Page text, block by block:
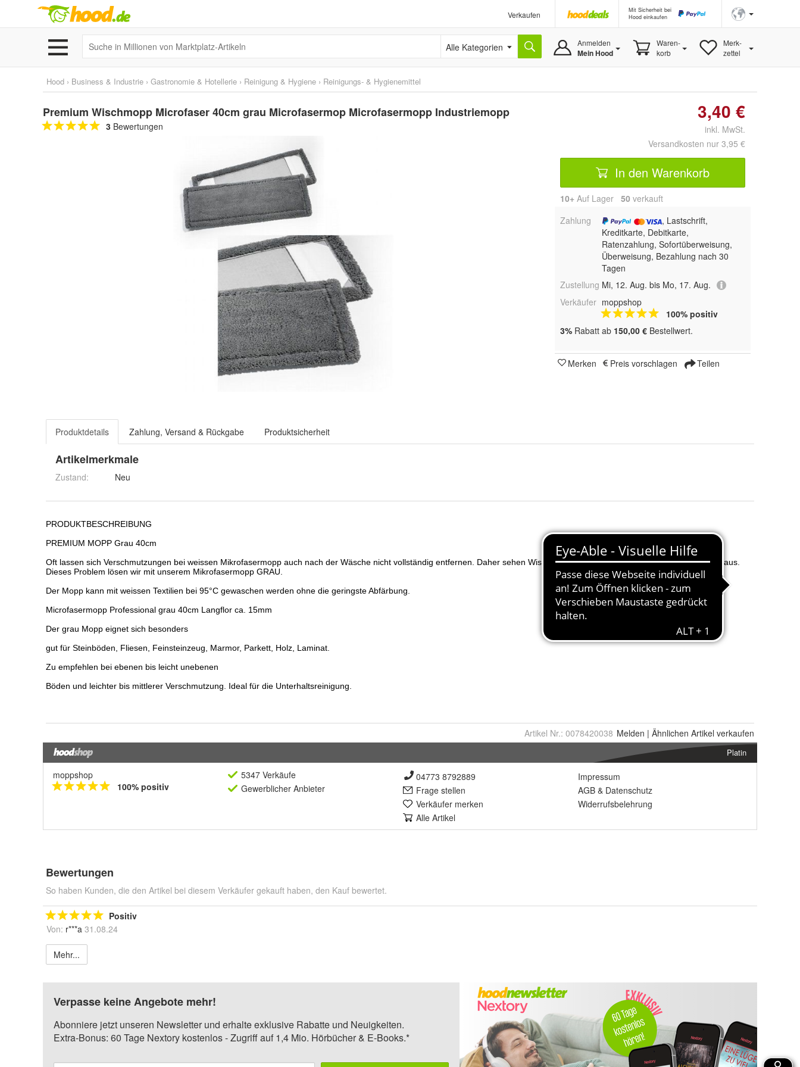
Verkaufen
Mit Sicherheit bei
Hood einkaufen
Alle Kategorien Anmelden
Mein Hood
Waren-
korb
Merk-
zettel
Hood › Business & Industrie › Gastronomie & Hotellerie › Reinigung & Hygiene › Reinigungs- & Hygienemittel
Premium Wischmopp Microfaser 40cm grau Microfasermop Microfasermopp Industriemopp
3 Bewertungen
3,40 €
inkl. MwSt.
Versandkosten nur 3,95 €
In den Warenkorb
10+ Auf Lager 50 verkauft
Zahlung
, Lastschrift,
Kreditkarte, Debitkarte,
Ratenzahlung, Sofortüberweisung,
Überweisung, Bezahlung nach 30
Tagen
Zustellung Mi, 12. Aug. bis Mo, 17. Aug.
Verkäufer moppshop
100% positiv
3% Rabatt ab 150,00 € Bestellwert.
Merken Preis vorschlagen Teilen
Produktdetails Zahlung, Versand & Rückgabe Produktsicherheit
Artikelmerkmale
Zustand: Neu
Artikel Nr.: 0078420038 Melden | Ähnlichen Artikel verkaufen
Platin
moppshop
100% positiv
5347 Verkäufe
Gewerblicher Anbieter
04773 8792889
Frage stellen
Verkäufer merken
Alle Artikel
Impressum
AGB & Datenschutz
Widerrufsbelehrung
Bewertungen
So haben Kunden, die den Artikel bei diesem Verkäufer gekauft haben, den Kauf bewertet.
Positiv
Von: r***a 31.08.24
Mehr...
Verpasse keine Angebote mehr!
Abonniere jetzt unseren Newsletter und erhalte exklusive Rabatte und Neuigkeiten.
Extra-Bonus: 60 Tage Nextory kostenlos - Zugriff auf 1,4 Mio. Hörbücher & E-Books.*